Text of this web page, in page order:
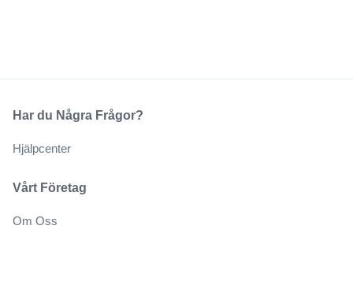
Vårt Företag
Om Oss
Har du Några Frågor?
Hjälpcenter